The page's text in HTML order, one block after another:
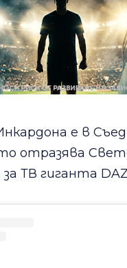
е в
отразява
ТВ гиганта